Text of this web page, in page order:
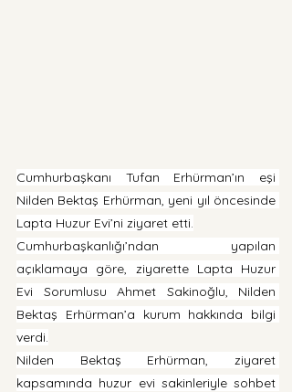
Cumhurbaşkanı Tufan Erhürman’ın eşi
Nilden Bektaş Erhürman, yeni yıl öncesinde
Lapta Huzur Evi’ni ziyaret etti.
Cumhurbaşkanlığı’ndan yapılan
açıklamaya göre, ziyarette Lapta Huzur
Evi Sorumlusu Ahmet Sakinoğlu, Nilden
Bektaş Erhürman’a kurum hakkında bilgi
verdi.
Nilden Bektaş Erhürman, ziyaret
kapsamında huzur evi sakinleriyle sohbet